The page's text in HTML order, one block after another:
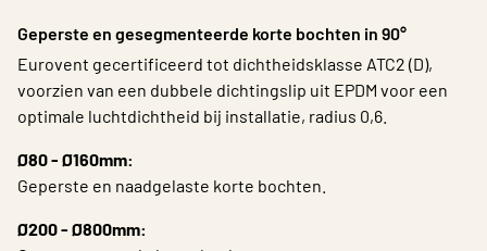
Choose languge
Belgium - Dutch
Geperste en gesegmenteerde korte bochten in 90°
Eurovent gecertificeerd tot dichtheidsklasse ATC2 (D),
voorzien van een dubbele dichtingslip uit EPDM voor een
optimale luchtdichtheid bij installatie, radius 0,6.
Ø80 - Ø160mm:
Geperste en naadgelaste korte bochten.
Ø200 - Ø800mm: